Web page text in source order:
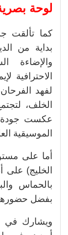
لوحة
كما تألقت
بداية من
والإضاءة
الاحترافية
لفهد
الخلف،
عكست جودة
الموسيقية
أما على
الخليج)
بالحماس
بفضل
ويشارك في